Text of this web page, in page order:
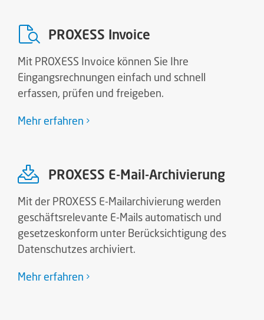
PROXESS Invoice
Mit PROXESS Invoice können Sie Ihre
Eingangsrechnungen einfach und schnell
erfassen, prüfen und freigeben.
Mehr erfahren
PROXESS E-Mail-Archivierung
Mit der PROXESS E-Mailarchivierung werden
geschäftsrelevante E-Mails automatisch und
gesetzeskonform unter Berücksichtigung des
Datenschutzes archiviert.
Mehr erfahren